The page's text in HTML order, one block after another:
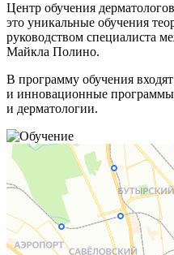
Центр обучения
это уникальные обучения
руководством специалиста
Майкла Полино.
В программу обучения
и инновационные программы
и дерматологии.